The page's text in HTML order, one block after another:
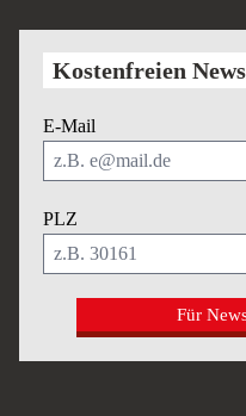
Kostenfreien
E-Mail
PLZ
Für